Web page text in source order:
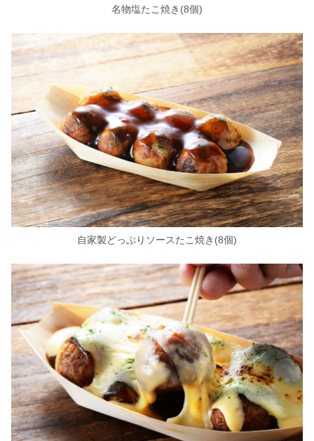
名物塩たこ焼き(8個)
自家製どっぷりソースたこ焼き(8個)